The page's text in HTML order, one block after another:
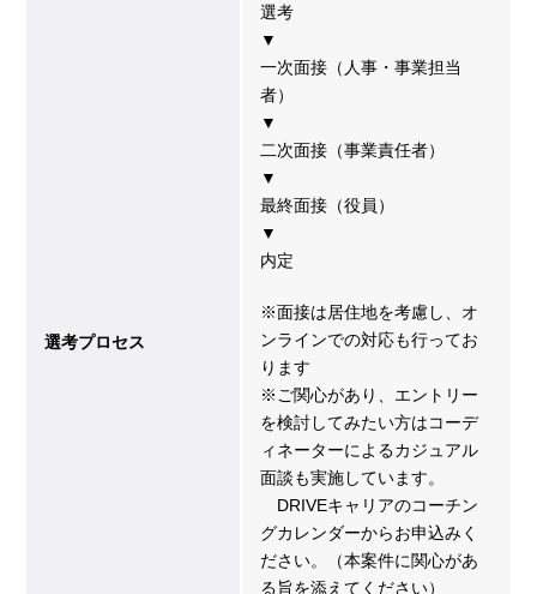
選考プロセス
選考
▼
一次面接（人事・事業担当
者）
▼
二次面接（事業責任者）
▼
最終面接（役員）
▼
内定
※面接は居住地を考慮し、オ
ンラインでの対応も行ってお
ります
※ご関心があり、エントリー
を検討してみたい方はコーデ
ィネーターによるカジュアル
面談も実施しています。
DRIVEキャリアのコーチン
グカレンダーからお申込みく
ださい。（本案件に関心があ
る旨を添えてください）